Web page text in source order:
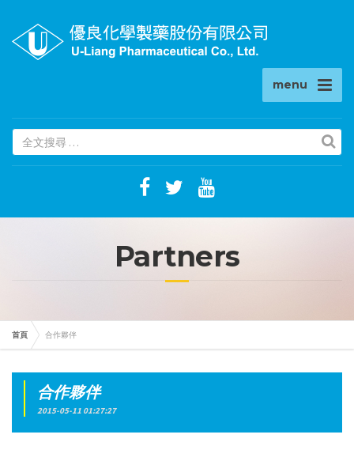
menu
(success)
Partners
首頁 合作夥伴
合作夥伴
2015-05-11 01:27:27